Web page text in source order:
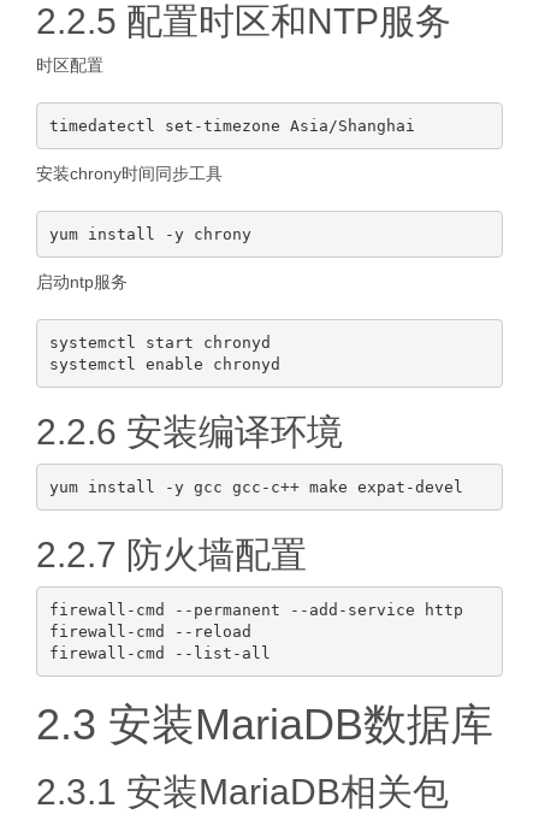
2.2.5 配置时区和NTP服务
时区配置
安装chrony时间同步工具
yum install -y chrony
启动ntp服务
systemctl start chronyd
2.2.6 安装编译环境
2.2.7 防火墙配置
firewall-cmd --permanent --add-service http
firewall-cmd --reload
2.3 安装MariaDB数据库
2.3.1 安装MariaDB相关包